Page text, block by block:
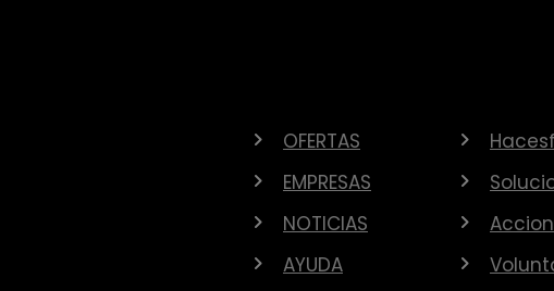
OFERTAS
EMPRESAS
NOTICIAS
AYUDA